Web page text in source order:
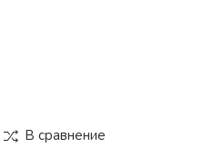
В сравнение